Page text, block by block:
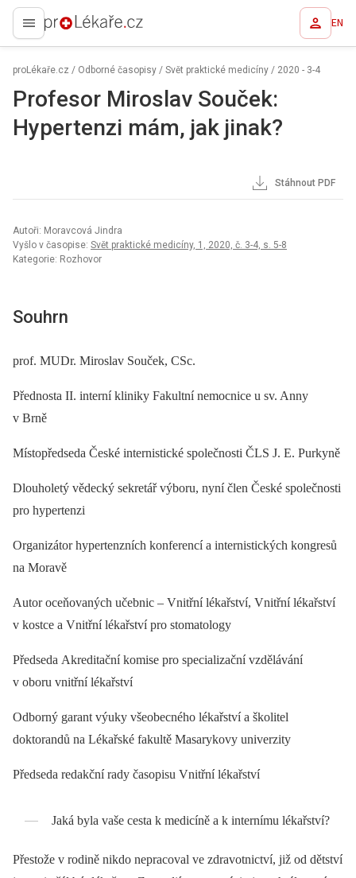
proLékaře.cz EN
proLékaře.cz / Odborné časopisy / Svět praktické medicíny / 2020 - 3-4
Profesor Miroslav Souček:
Hypertenzi mám, jak jinak?
Stáhnout PDF
Autoři: Moravcová Jindra
Vyšlo v časopise: Svět praktické medicíny, 1, 2020, č. 3-4, s. 5-8
Kategorie: Rozhovor
Souhrn
prof. MUDr. Miroslav Souček, CSc.
Přednosta II. interní kliniky Fakultní nemocnice u sv. Anny
v Brně
Místopředseda České internistické společnosti ČLS J. E. Purkyně
Dlouholetý vědecký sekretář výboru, nyní člen České společnosti
pro hypertenzi
Organizátor hypertenzních konferencí a internistických kongresů
na Moravě
Autor oceňovaných učebnic –⁠ Vnitřní lékařství, Vnitřní lékařství
v kostce a Vnitřní lékařství pro stomatology
Předseda Akreditační komise pro specializační vzdělávání
v oboru vnitřní lékařství
Odborný garant výuky všeobecného lékařství a školitel
doktorandů na Lékařské fakultě Masarykovy univerzity
Předseda redakční rady časopisu Vnitřní lékařství
Jaká byla vaše cesta k medicíně a k internímu lékařství?
Přestože v rodině nikdo nepracoval ve zdravotnictví, již od dětství